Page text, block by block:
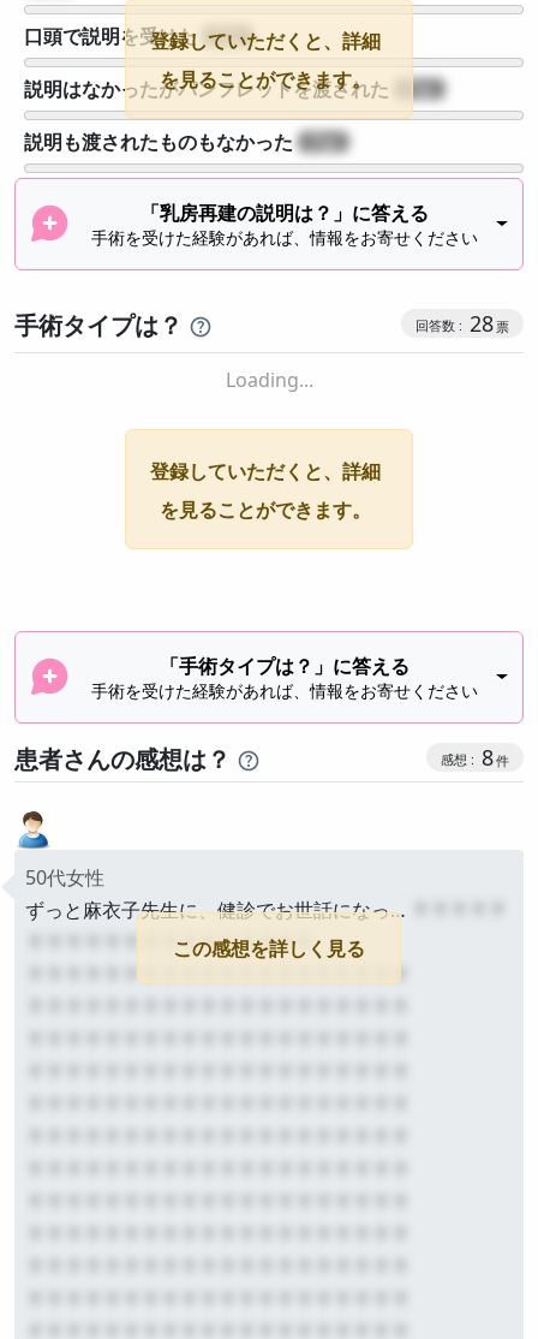
口頭で説明を受けた
?
説明はなかったがパンフレットを渡された
?
説明も渡されたものもなかった
?
「乳房再建の説明は？」に答える
手術を受けた経験があれば、情報をお寄せください
登録していただくと、詳細
を見ることができます。
手術タイプは？ 28
Loading...
「手術タイプは？」に答える
手術を受けた経験があれば、情報をお寄せください
登録していただくと、詳細
を見ることができます。
患者さんの感想は？ 感想投稿
8
50代女性
ずっと麻衣子先生に、健診でお世話になっ…
？？？？？？？？？？？？？？？
？？？？？？？？？？？？？？？？？？？？
この感想を詳しく見る